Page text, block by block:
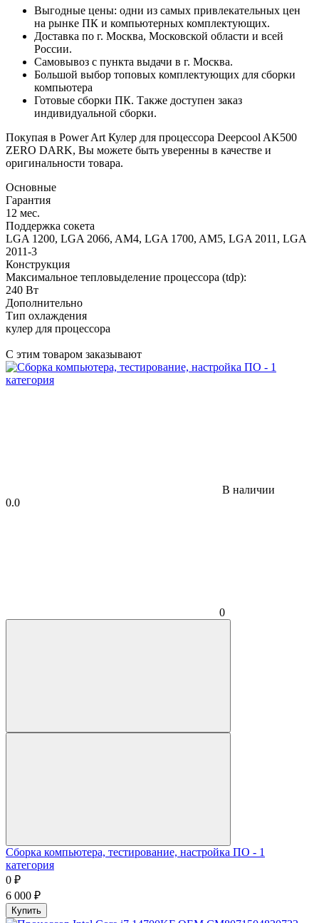
Выгодные цены: одни из самых привлекательных цен
на рынке ПК и компьютерных комплектующих.
Доставка по г. Москва, Московской области и всей
России.
Самовывоз с пункта выдачи в г. Москва.
Большой выбор топовых комплектующих для сборки
компьютера
Готовые сборки ПК. Также доступен заказ
индивидуальной сборки.
Покупая в Power Art Кулер для процессора Deepcool AK500
ZERO DARK, Вы можете быть уверенны в качестве и
оригинальности товара.
Основные
Гарантия
12 мес.
Поддержка сокета
LGA 1200, LGA 2066, AM4, LGA 1700, AM5, LGA 2011, LGA
2011-3
Конструкция
Максимальное тепловыделение процессора (tdp):
240 Вт
Дополнительно
Тип охлаждения
кулер для процессора
С этим товаром заказывают
В наличии
0.0
0
Сборка компьютера, тестирование, настройка ПО - 1
категория
0 ₽
6 000 ₽
Купить